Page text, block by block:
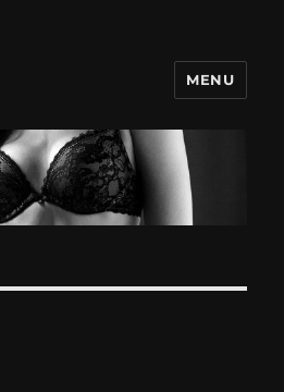
MENU